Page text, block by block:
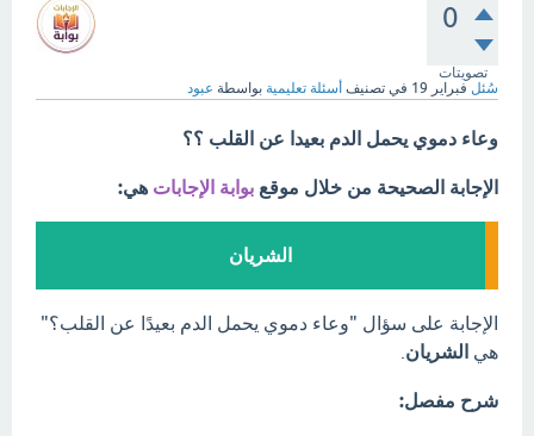
0
تصويتات
سُئل فبراير 19 في تصنيف أسئلة تعليمية بواسطة عبود
وعاء دموي يحمل الدم بعيدا عن القلب ؟؟
الإجابة الصحيحة من خلال موقع بوابة الإجابات هي:
الشريان
الإجابة على سؤال "وعاء دموي يحمل الدم بعيدًا عن القلب؟"
هي الشريان
شرح مفصل: